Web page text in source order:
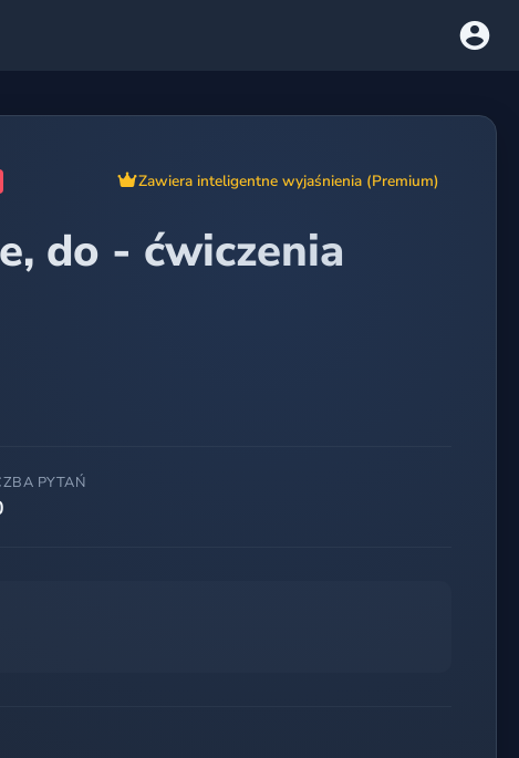
Zawiera inteligentne wyjaśnienia (Premium)
do - ćwiczenia
PYTAŃ